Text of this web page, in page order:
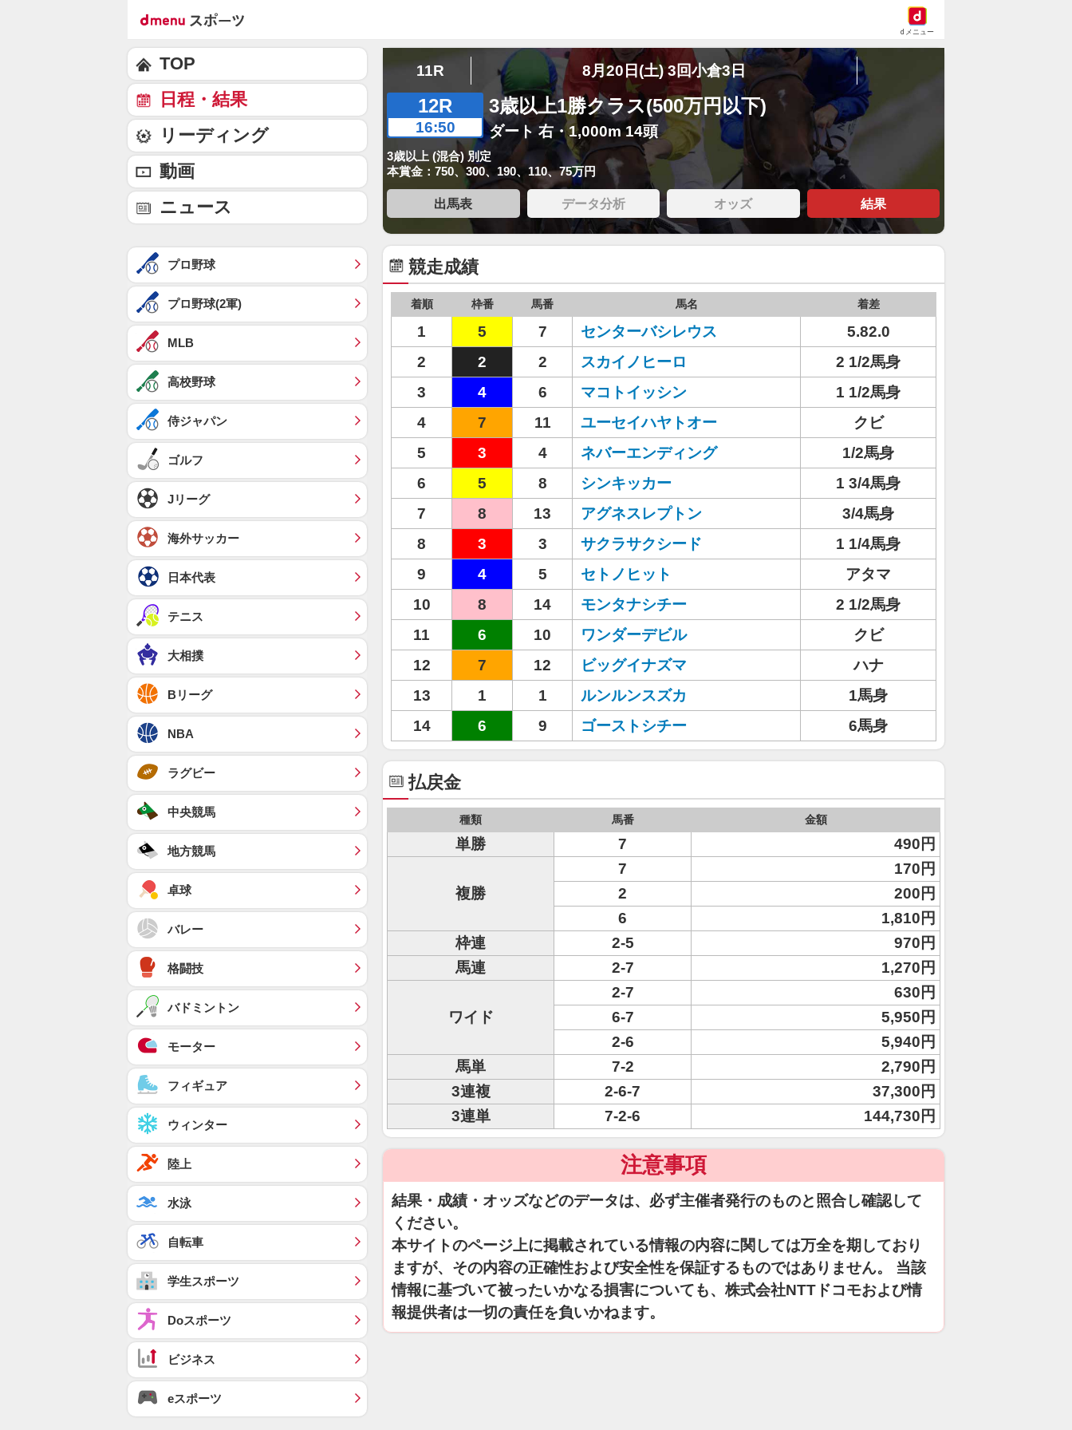
dメニュー
11R 8月20日(土) 3回小倉3日
12R
16:50
3歳以上1勝クラス(500万円以下)
ダート 右・1,000m 14頭
3歳以上 (混合) 別定
本賞金：750、300、190、110、75万円
出馬表 データ分析 オッズ 結果
競走成績
着順 枠番 馬番 馬名 着差
1 5 7 センターバシレウス
5.82.0
2
2 2 スカイノヒーロ
2 1/2馬身
3
4 6 マコトイッシン
1 1/2馬身
4
7 11 ユーセイハヤトオー
クビ
5
3 4 ネバーエンディング
1/2馬身
6
5 8 シンキッカー
1 3/4馬身
7
8 13 アグネスレプトン
3/4馬身
8
3 3 サクラサクシード
1 1/4馬身
9
4 5 セトノヒット
アタマ
10
8 14 モンタナシチー
2 1/2馬身
11
6 10 ワンダーデビル
クビ
12
7 12 ビッグイナズマ
ハナ
13
1 1 ルンルンスズカ
1馬身
14
6 9 ゴーストシチー 6馬身
払戻金
種類 馬番 金額
単勝 7 490円
複勝
7
170円
2
200円
6
1,810円
枠連
2-5
970円
馬連
2-7 1,270円
ワイド
2-7
630円
6-7
5,950円
2-6
5,940円
馬単
7-2
2,790円
3連複
2-6-7
37,300円
3連単
7-2-6 144,730円
注意事項
結果・成績・オッズなどのデータは、必ず主催者発行のものと照合し確認して
ください。
本サイトのページ上に掲載されている情報の内容に関しては万全を期しており
ますが、その内容の正確性および安全性を保証するものではありません。 当該
情報に基づいて被ったいかなる損害についても、株式会社NTTドコモおよび情
報提供者は一切の責任を負いかねます。
TOP
日程・結果
リーディング
動画
ニュース
プロ野球
プロ野球(2軍)
MLB
高校野球
侍ジャパン
ゴルフ
Jリーグ
海外サッカー
日本代表
テニス
大相撲
Bリーグ
NBA
ラグビー
中央競馬
地方競馬
卓球
バレー
格闘技
バドミントン
モーター
フィギュア
ウィンター
陸上
水泳
自転車
学生スポーツ
Doスポーツ
ビジネス
eスポーツ